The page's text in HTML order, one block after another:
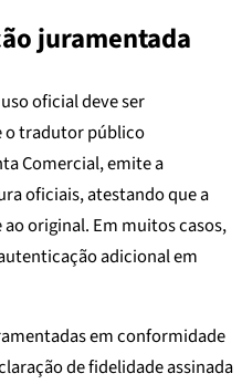
juramentada
oficial deve ser
o tradutor público
Comercial, emite a
oficiais, atestando que a
original. Em muitos casos,
adicional em
em conformidade
de fidelidade assinada